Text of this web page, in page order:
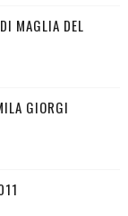
MAGLIA DEL
GIORGI